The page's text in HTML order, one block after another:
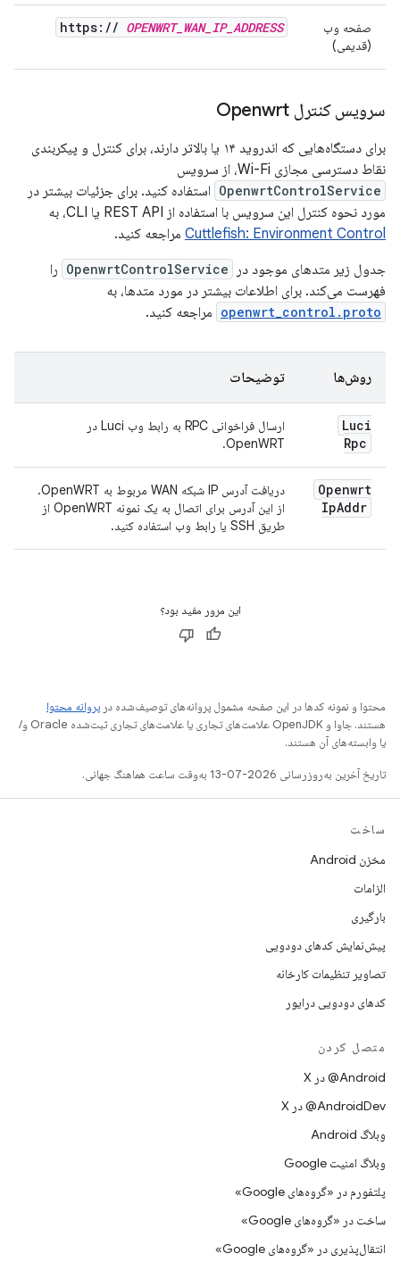
صفحه وب
(قدیمی)
https: // OPENWRT_ WAN_ IP_ ADDRESS
سرویس کنترل Openwrt
برای دستگاه‌هایی که اندروید ۱۴ یا بالاتر دارند، برای کنترل و پیکربندی
نقاط دسترسی مجازی Wi-Fi، از سرویس
OpenwrtControlService استفاده کنید. برای جزئیات بیشتر در
مورد نحوه کنترل این سرویس با استفاده از REST API یا CLI، به
Cuttlefish: Environment Control مراجعه کنید.
جدول زیر متدهای موجود در
OpenwrtControlService را
فهرست می‌کند. برای اطلاعات بیشتر در مورد متدها، به
openwrt_control.proto مراجعه کنید.
روش‌ها توضیحات
Luci
Rpc
ارسال فراخوانی RPC به رابط وب Luci در
OpenWRT.
Openwrt
IpAddr
دریافت آدرس IP شبکه WAN مربوط به OpenWRT.
از این آدرس برای اتصال به یک نمونه OpenWRT از
طریق SSH یا رابط وب استفاده کنید.
این مرور مفید بود؟
محتوا و نمونه کدها در این صفحه مشمول پروانه‌های توصیف‌شده در پروانه محتوا
هستند. جاوا و OpenJDK علامت‌های تجاری یا علامت‌های تجاری ثبت‌شده Oracle و/
یا وابسته‌های آن هستند.
تاریخ آخرین به‌روزرسانی 2026-07-13 به‌وقت ساعت هماهنگ جهانی.
ساخت
مخزن Android
الزامات
بارگیری
پیش‌نمایش کدهای دودویی
تصاویر تنظیمات کارخانه
کدهای دودویی درایور
متصل کردن
‫‎@Android در X
‫‎@AndroidDev در X
وبلاگ Android
وبلاگ امنیت Google
پلتفورم در «گروه‌های Google»
ساخت در «گروه‌های Google»
انتقال‌پذیری در «گروه‌های Google»